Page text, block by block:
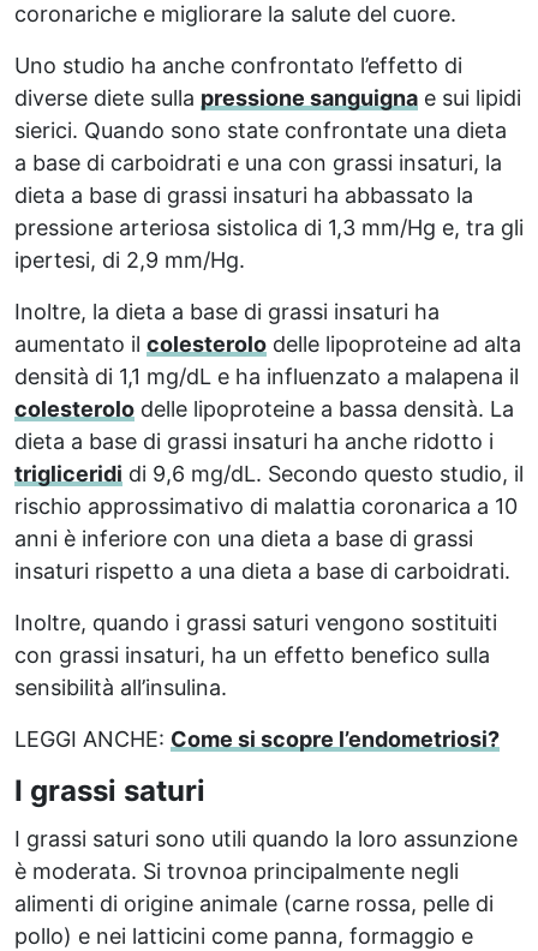
coronariche e migliorare la salute del cuore.
Uno studio ha anche confrontato l’effetto di
diverse diete sulla pressione sanguigna e sui lipidi
sierici. Quando sono state confrontate una dieta
a base di carboidrati e una con grassi insaturi, la
dieta a base di grassi insaturi ha abbassato la
pressione arteriosa sistolica di 1,3 mm/Hg e, tra gli
ipertesi, di 2,9 mm/Hg.
Inoltre, la dieta a base di grassi insaturi ha
aumentato il colesterolo delle lipoproteine ad alta
densità di 1,1 mg/dL e ha influenzato a malapena il
colesterolo delle lipoproteine a bassa densità. La
dieta a base di grassi insaturi ha anche ridotto i
trigliceridi di 9,6 mg/dL. Secondo questo studio, il
rischio approssimativo di malattia coronarica a 10
anni è inferiore con una dieta a base di grassi
insaturi rispetto a una dieta a base di carboidrati.
Inoltre, quando i grassi saturi vengono sostituiti
con grassi insaturi, ha un effetto benefico sulla
sensibilità all’insulina.
LEGGI ANCHE: Come si scopre l’endometriosi?
I grassi saturi
I grassi saturi sono utili quando la loro assunzione
è moderata. Si trovnoa principalmente negli
alimenti di origine animale (carne rossa, pelle di
pollo) e nei latticini come panna, formaggio e